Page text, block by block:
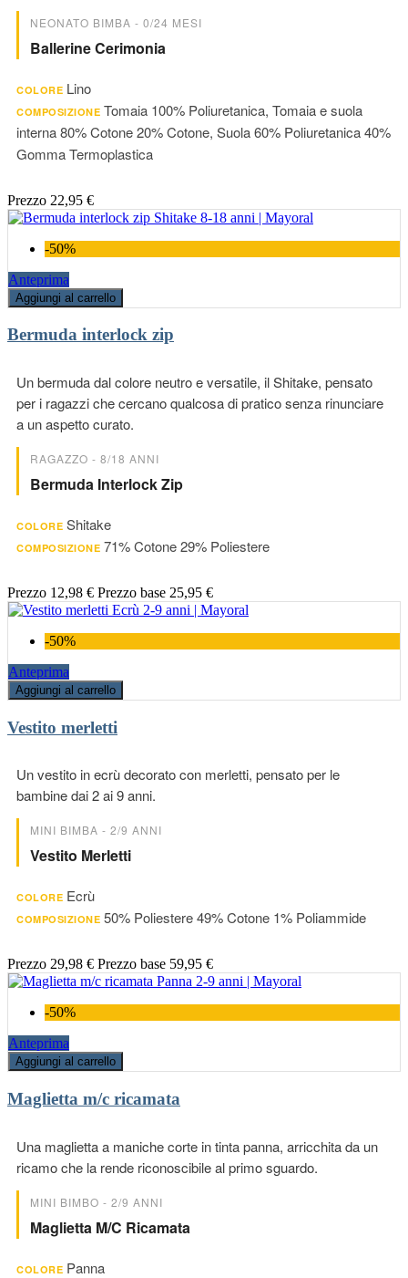
NEONATO BIMBA - 0/24 MESI
Ballerine Cerimonia
COLORE Lino
COMPOSIZIONE Tomaia 100% Poliuretanica, Tomaia e suola
interna 80% Cotone 20% Cotone, Suola 60% Poliuretanica 40%
Gomma Termoplastica
Prezzo 22,95 €
-50%
Anteprima
Aggiungi al carrello
Bermuda interlock zip
Un bermuda dal colore neutro e versatile, il Shitake, pensato
per i ragazzi che cercano qualcosa di pratico senza rinunciare
a un aspetto curato.
RAGAZZO - 8/18 ANNI
Bermuda Interlock Zip
COLORE Shitake
COMPOSIZIONE 71% Cotone 29% Poliestere
Prezzo 12,98 € Prezzo base 25,95 €
-50%
Anteprima
Aggiungi al carrello
Vestito merletti
Un vestito in ecrù decorato con merletti, pensato per le
bambine dai 2 ai 9 anni.
MINI BIMBA - 2/9 ANNI
Vestito Merletti
COLORE Ecrù
COMPOSIZIONE 50% Poliestere 49% Cotone 1% Poliammide
Prezzo 29,98 € Prezzo base 59,95 €
-50%
Anteprima
Aggiungi al carrello
Maglietta m/c ricamata
Una maglietta a maniche corte in tinta panna, arricchita da un
ricamo che la rende riconoscibile al primo sguardo.
MINI BIMBO - 2/9 ANNI
Maglietta M/c Ricamata
COLORE Panna